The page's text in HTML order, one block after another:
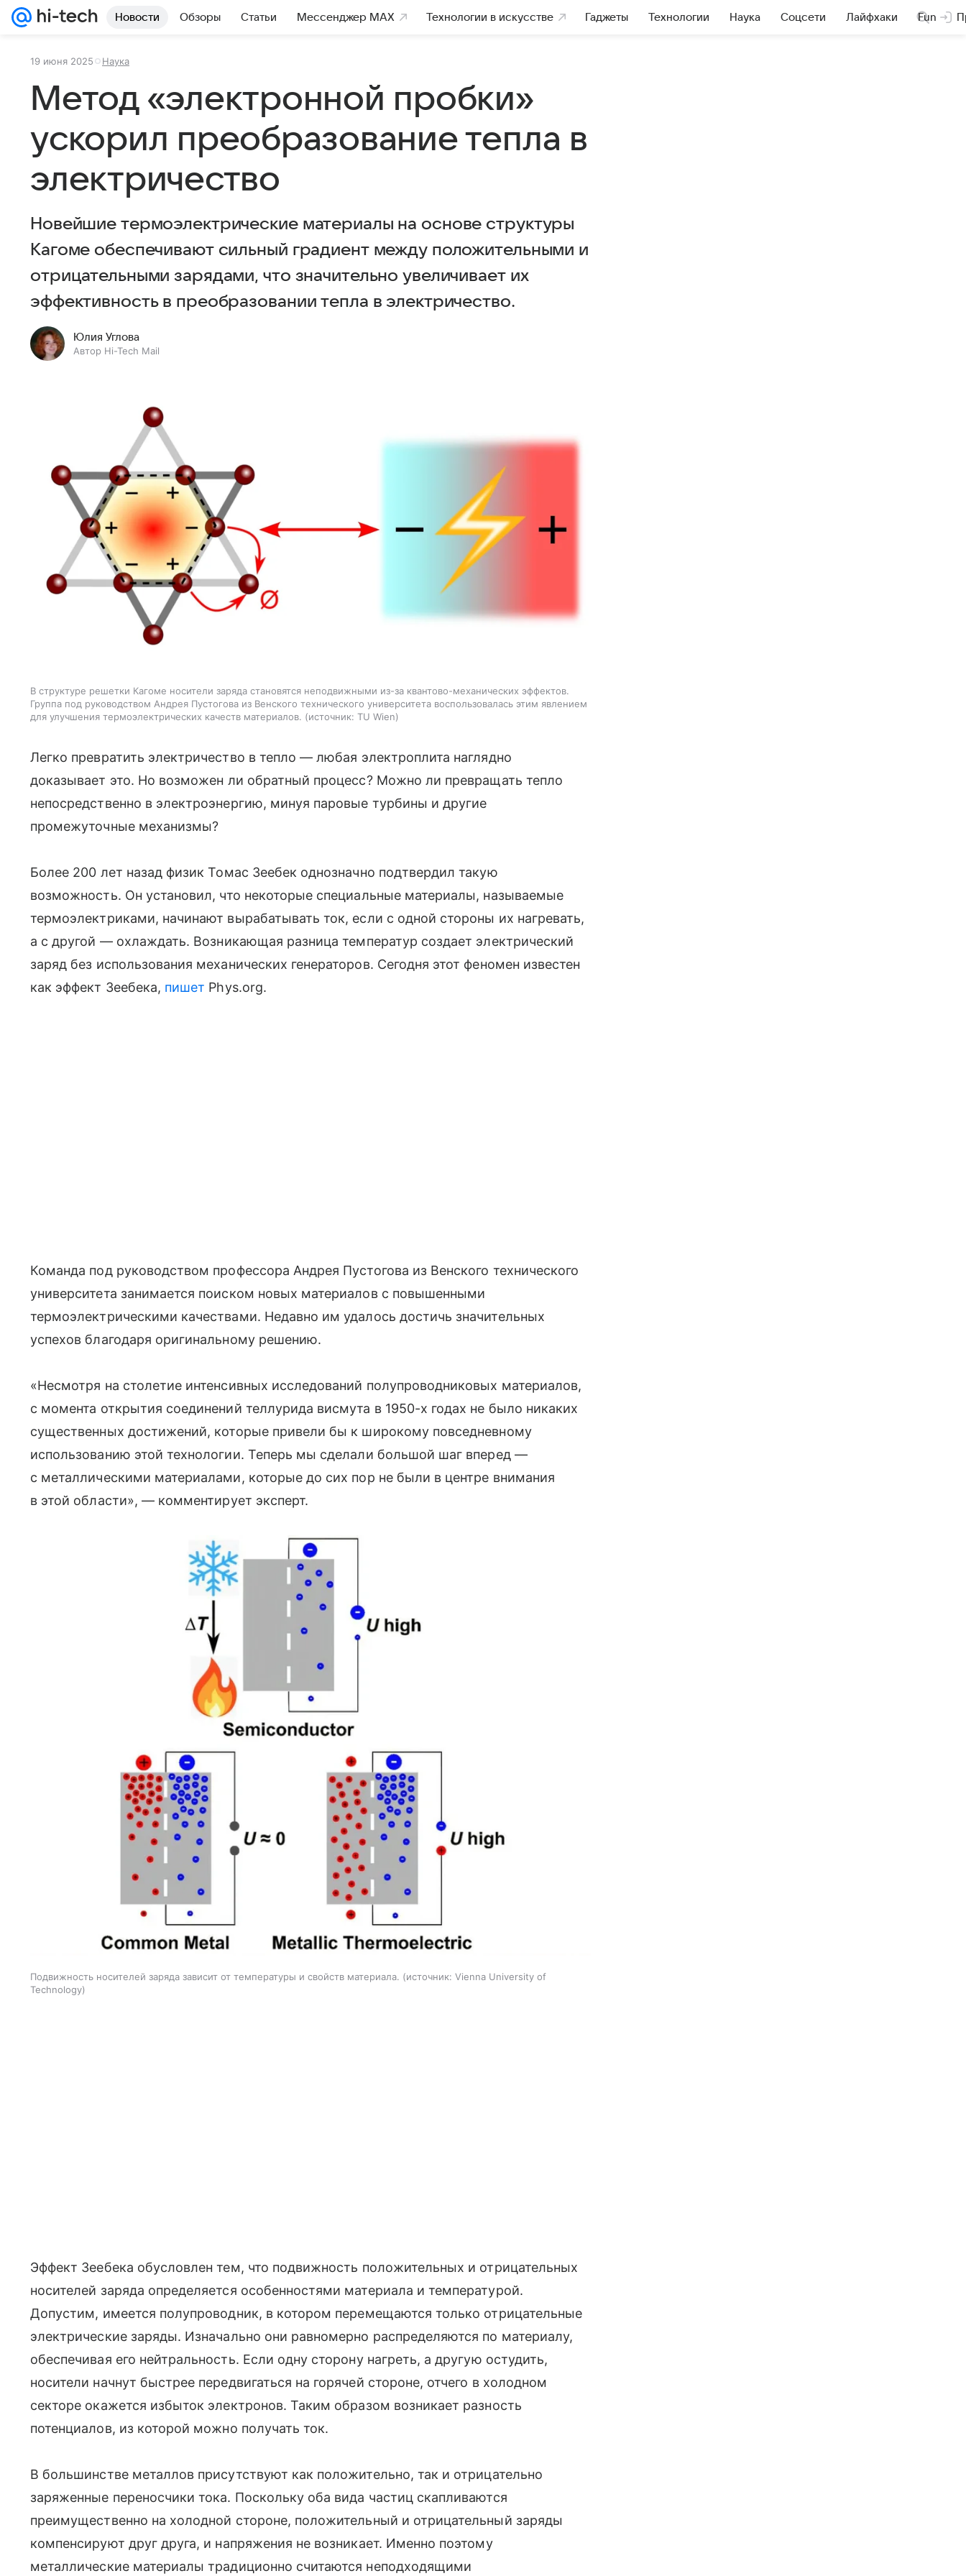
Новости Обзоры Статьи Мессенджер MAX Технологии в искусстве Гаджеты Технологии Наука Соцсети Лайфхаки Fun
19 июня 2025 Наука
Метод «электронной пробки»
ускорил преобразование тепла в
электричество
Новейшие термоэлектрические материалы на основе структуры
Кагоме обеспечивают сильный градиент между положительными и
отрицательными зарядами, что значительно увеличивает их
эффективность в преобразовании тепла в электричество.
Юлия Углова
Автор Hi-Tech Mail
В структуре решетки Кагоме носители заряда становятся неподвижными из-за квантово-механических эффектов.
Группа под руководством Андрея Пустогова из Венского технического университета воспользовалась этим явлением
для улучшения термоэлектрических качеств материалов.
источник: TU Wien
Легко превратить электричество в тепло — любая электроплита наглядно
доказывает это. Но возможен ли обратный процесс? Можно ли превращать тепло
непосредственно в электроэнергию, минуя паровые турбины и другие
промежуточные механизмы?
Более 200 лет назад физик Томас Зеебек однозначно подтвердил такую
возможность. Он установил, что некоторые специальные материалы, называемые
термоэлектриками, начинают вырабатывать ток, если с одной стороны их нагревать,
а с другой — охлаждать. Возникающая разница температур создает электрический
заряд без использования механических генераторов. Сегодня этот феномен известен
как эффект Зеебека, пишет Phys.org.
Команда под руководством профессора Андрея Пустогова из Венского технического
университета занимается поиском новых материалов с повышенными
термоэлектрическими качествами. Недавно им удалось достичь значительных
успехов благодаря оригинальному решению.
«Несмотря на столетие интенсивных исследований полупроводниковых материалов,
с момента открытия соединений теллурида висмута в 1950-х годах не было никаких
существенных достижений, которые привели бы к широкому повседневному
использованию этой технологии. Теперь мы сделали большой шаг вперед —
с металлическими материалами, которые до сих пор не были в центре внимания
в этой области», — комментирует эксперт.
Подвижность носителей заряда зависит от температуры и свойств материала. источник: Vienna University of
Technology
Эффект Зеебека обусловлен тем, что подвижность положительных и отрицательных
носителей заряда определяется особенностями материала и температурой.
Допустим, имеется полупроводник, в котором перемещаются только отрицательные
электрические заряды. Изначально они равномерно распределяются по материалу,
обеспечивая его нейтральность. Если одну сторону нагреть, а другую остудить,
носители начнут быстрее передвигаться на горячей стороне, отчего в холодном
секторе окажется избыток электронов. Таким образом возникает разность
потенциалов, из которой можно получать ток.
В большинстве металлов присутствуют как положительно, так и отрицательно
заряженные переносчики тока. Поскольку оба вида частиц скапливаются
преимущественно на холодной стороне, положительный и отрицательный заряды
компенсируют друг друга, и напряжения не возникает. Именно поэтому
металлические материалы традиционно считаются неподходящими